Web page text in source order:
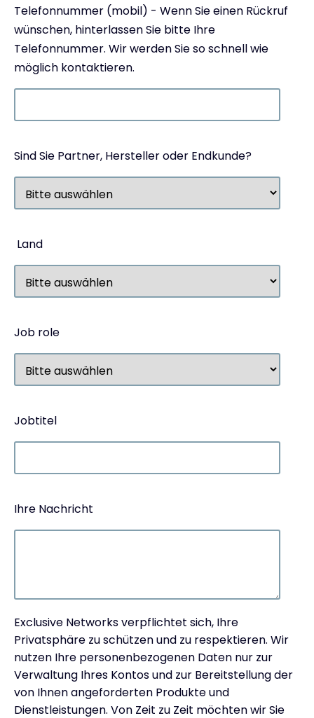
Telefonnummer (mobil) - Wenn Sie einen Rückruf
wünschen, hinterlassen Sie bitte Ihre
Telefonnummer. Wir werden Sie so schnell wie
möglich kontaktieren.
Sind Sie Partner, Hersteller oder Endkunde?
Land
Job role
Jobtitel
Ihre Nachricht
Exclusive Networks verpflichtet sich, Ihre
Privatsphäre zu schützen und zu respektieren. Wir
nutzen Ihre personenbezogenen Daten nur zur
Verwaltung Ihres Kontos und zur Bereitstellung der
von Ihnen angeforderten Produkte und
Dienstleistungen. Von Zeit zu Zeit möchten wir Sie